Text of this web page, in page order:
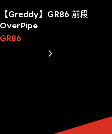
【Greddy】GR86 前段
OverPipe
GR86